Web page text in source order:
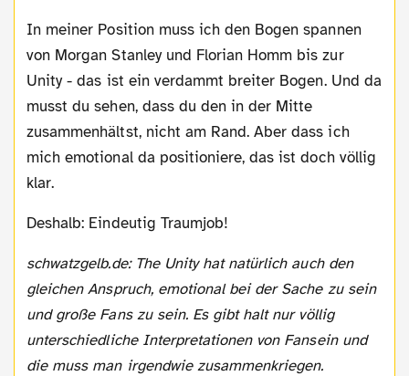
In meiner Position muss ich den Bogen spannen
von Morgan Stanley und Florian Homm bis zur
Unity - das ist ein verdammt breiter Bogen. Und da
musst du sehen, dass du den in der Mitte
zusammenhältst, nicht am Rand. Aber dass ich
mich emotional da positioniere, das ist doch völlig
klar.
Deshalb: Eindeutig Traumjob!
schwatzgelb.de: The Unity hat natürlich auch den
gleichen Anspruch, emotional bei der Sache zu sein
und große Fans zu sein. Es gibt halt nur völlig
unterschiedliche Interpretationen von Fansein und
die muss man irgendwie zusammenkriegen.